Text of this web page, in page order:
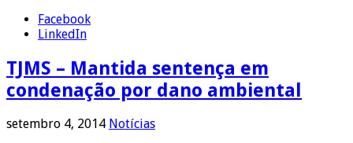
Facebook
LinkedIn
TJMS – Mantida sentença em
condenação por dano ambiental
setembro 4, 2014 Notícias